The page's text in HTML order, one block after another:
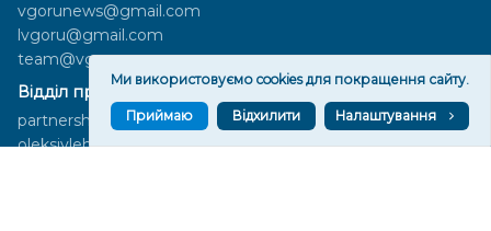
vgorunews@gmail.com
lvgoru@gmail.com
team@vgoru.org
Відділ продажів:
partnership@vgoru.org
oleksiylehen@vgoru.org
Ми використовуємо cookies для покращення сайту.
Приймаю Відхилити Налаштування